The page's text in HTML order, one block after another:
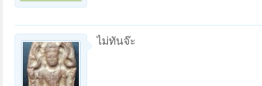
ไม่ทันจ๊ะ